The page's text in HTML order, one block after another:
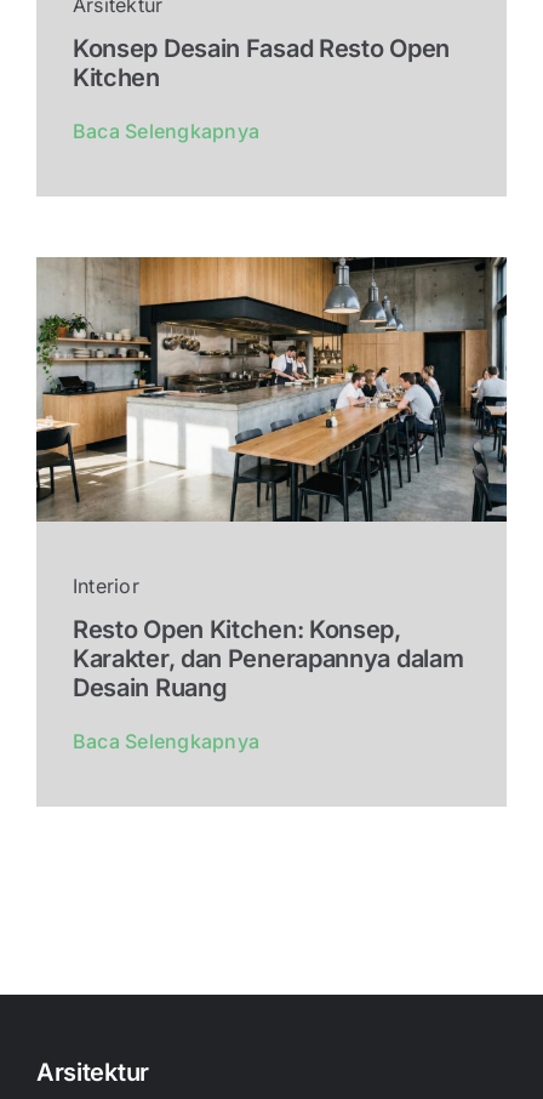
Konsep Desain Fasad Resto Open
Kitchen
Baca Selengkapnya
Interior
Resto Open Kitchen: Konsep,
Karakter, dan Penerapannya dalam
Desain Ruang
Baca Selengkapnya
Arsitektur